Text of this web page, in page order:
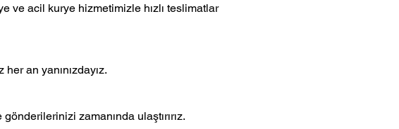
ve acil kurye hizmetimizle hızlı teslimatlar
an yanınızdayız.
zamanında ulaştırırız.